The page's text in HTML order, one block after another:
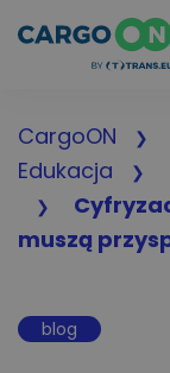
CargoON
Edukacja
muszą
blog